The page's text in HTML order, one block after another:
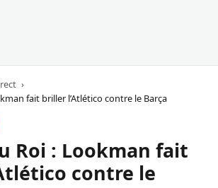
fait briller l’Atlético contre le Barça
Roi : Lookman fait
contre le